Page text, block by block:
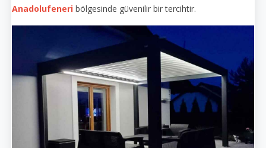
Anadolufeneri bölgesinde güvenilir bir tercihtir.